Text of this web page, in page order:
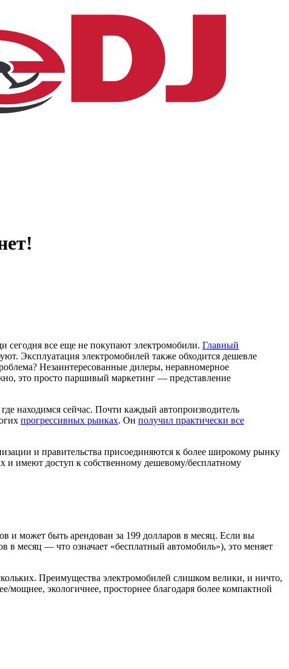
все еще не покупают электромобили. Главный
Эксплуатация электромобилей также обходится дешевле
Незаинтересованные дилеры, неравномерное
это просто паршивый маркетинг — представление
находимся сейчас. Почти каждый автопроизводитель
прогрессивных рынках. Он получил практически все
и правительства присоединяются к более широкому рынку
и имеют доступ к собственному дешевому/бесплатному
и может быть арендован за 199 долларов в месяц. Если вы
в месяц — что означает «бесплатный автомобиль»), это меняет
Преимущества электромобилей слишком велики, и ничто,
экологичнее, просторнее благодаря более компактной